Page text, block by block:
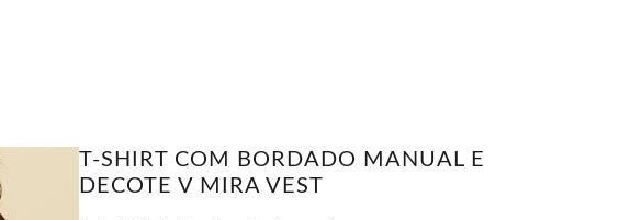
T-SHIRT COM BORDADO MANUAL E
DECOTE V MIRA VEST